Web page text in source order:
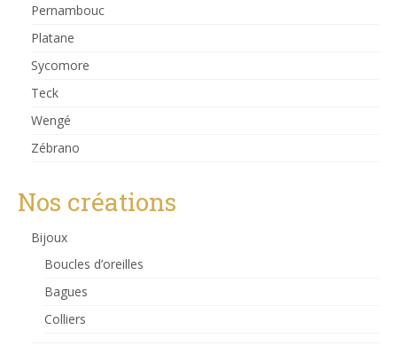
Pernambouc
Platane
Sycomore
Teck
Wengé
Zébrano
Nos créations
Bijoux
Boucles d’oreilles
Bagues
Colliers